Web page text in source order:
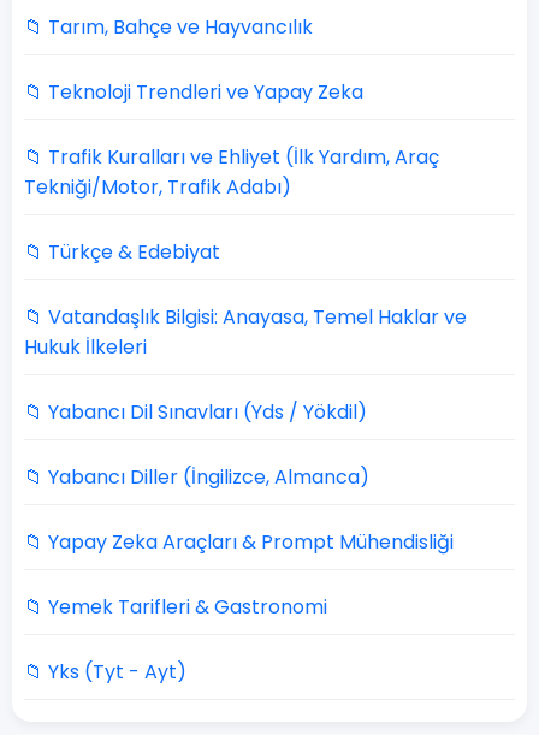
📁 Tarım, Bahçe ve Hayvancılık
📁 Teknoloji Trendleri ve Yapay Zeka
📁 Trafik Kuralları ve Ehliyet (İlk Yardım, Araç
Tekniği/Motor, Trafik Adabı)
📁 Türkçe & Edebiyat
📁 Vatandaşlık Bilgisi: Anayasa, Temel Haklar ve
Hukuk İlkeleri
📁 Yabancı Dil Sınavları (Yds / Yökdil)
📁 Yabancı Diller (İngilizce, Almanca)
📁 Yapay Zeka Araçları & Prompt Mühendisliği
📁 Yemek Tarifleri & Gastronomi
📁 Yks (Tyt - Ayt)